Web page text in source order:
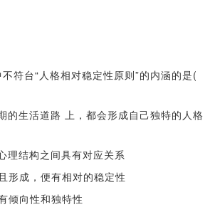
符台“人格相对稳定性原则”的内涵的是(
的生活道路 上，都会形成自己独特的人格
理结构之间具有对应关系
形成，便有相对的稳定性
倾向性和独特性